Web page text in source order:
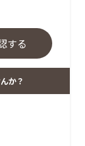
する
か？